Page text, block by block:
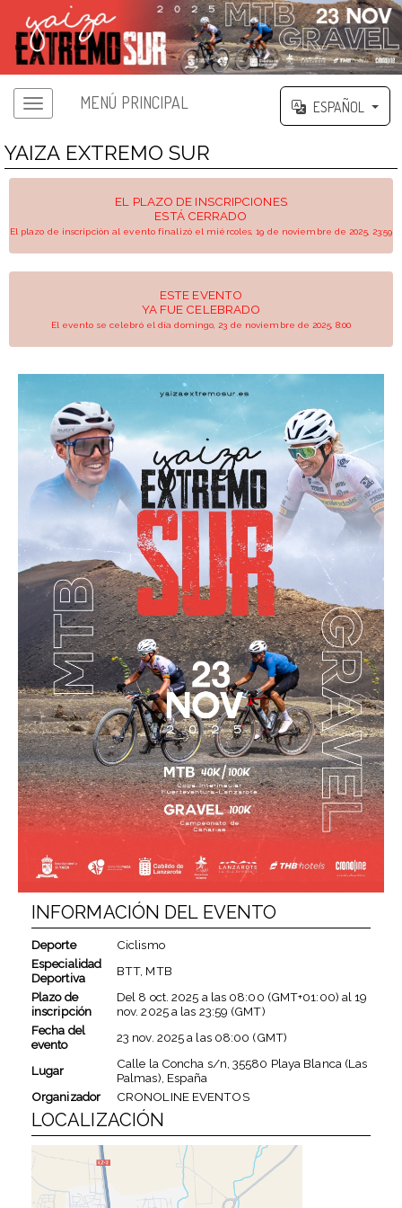
MENÚ PRINCIPAL ESPAÑOL
YAIZA EXTREMO SUR
EL PLAZO DE INSCRIPCIONES
ESTÁ CERRADO
El plazo de inscripción al evento finalizó el miércoles, 19 de noviembre de 2025, 23:59
ESTE EVENTO
YA FUE CELEBRADO
El evento se celebró el día domingo, 23 de noviembre de 2025, 8:00
INFORMACIÓN DEL EVENTO
Deporte
Ciclismo
Especialidad
Deportiva
BTT, MTB
Plazo de
inscripción
Del 8 oct. 2025 a las 08:00 (GMT+01:00) al19
nov. 2025a las 23:59 (GMT)
Fecha del
evento
23 nov. 2025a las 08:00 (GMT)
Lugar
Calle la Concha s/n, 35580 Playa Blanca (Las
Palmas), España
Organizador
CRONOLINE EVENTOS
LOCALIZACIÓN